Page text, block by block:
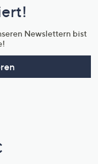
Newslettern bist